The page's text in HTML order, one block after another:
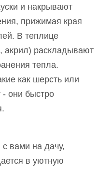
и накрывают
прижимая края
В теплице
акрил) раскладывают
тепла.
как шерсть или
- они быстро
вами на дачу,
в уютную